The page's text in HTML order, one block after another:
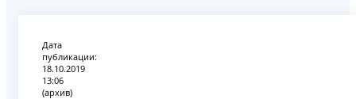
Дата
публикации:
18.10.2019
13:06
(архив)